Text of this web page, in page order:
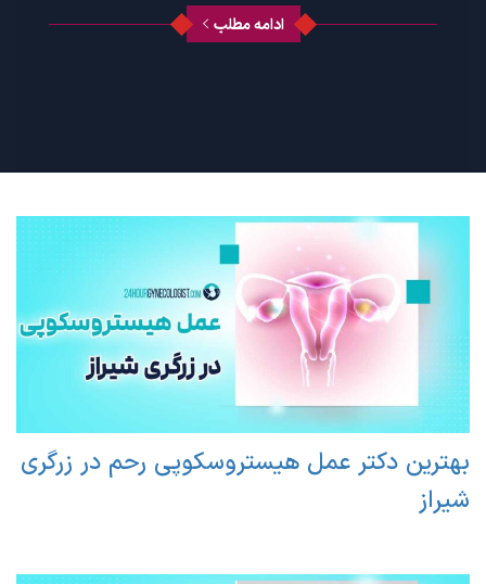
ادامه مطلب
بهترین دکتر عمل هیستروسکوپی رحم در زرگری
شیراز